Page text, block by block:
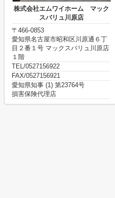
株式会社エムワイホーム マック
スバリュ川原店
〒466-0853
愛知県名古屋市昭和区川原通６丁
目２番１号 マックスバリュ川原店
１階
TEL/0527156922
FAX/0527156921
愛知県知事 (1) 第23764号
損害保険代理店